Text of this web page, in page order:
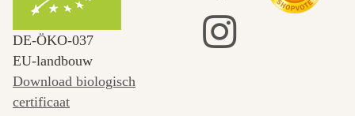
DE‑ÖKO‑037
EU-landbouw
Download biologisch
certificaat